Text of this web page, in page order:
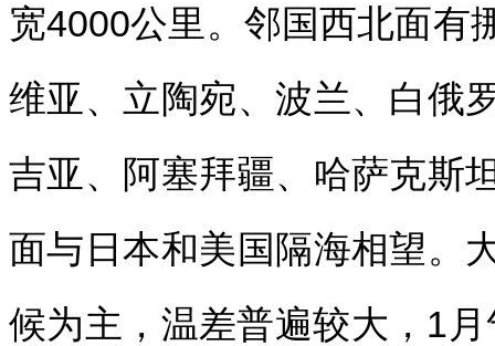
宽4000公里。邻国西北面有
维亚、立陶宛、波兰、白俄
吉亚、阿塞拜疆、哈萨克斯
面与日本和美国隔海相望。
候为主，温差普遍较大，1